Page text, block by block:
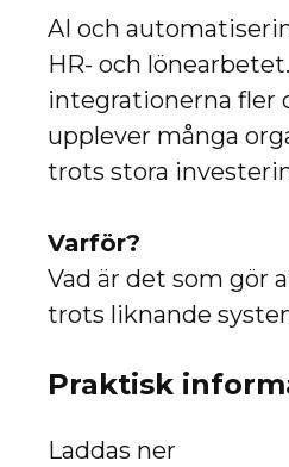
AI och
HR- och
integrationerna fler
upplever många
trots stora
Varför?
Vad är det som gör
trots liknande
Praktisk
Laddas ner